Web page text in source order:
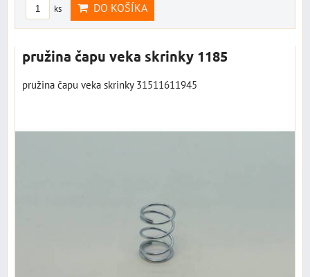
ks DO KOŠÍKA
pružina čapu veka skrinky 1185
pružina čapu veka skrinky 31511611945